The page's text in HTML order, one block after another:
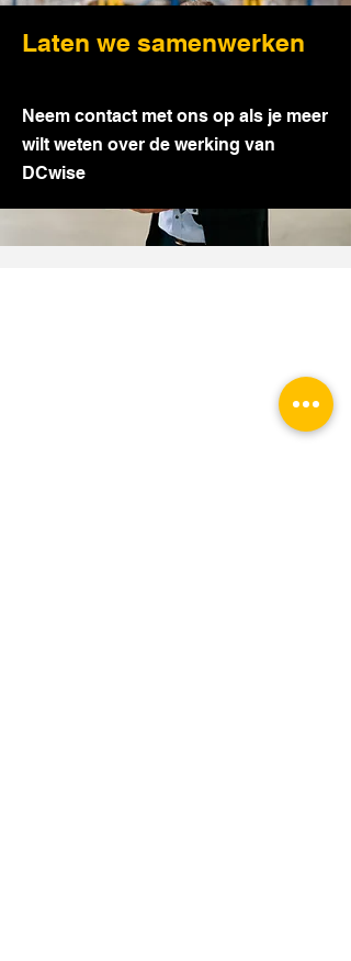
Laten we samenwerken
Neem contact met ons op als je meer
wilt weten over de werking van
DCwise